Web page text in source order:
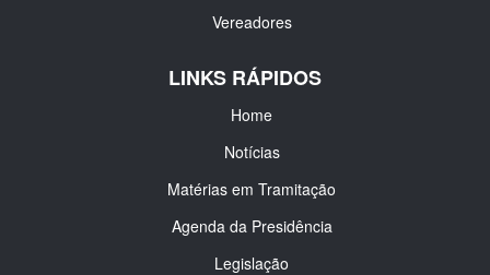
Vereadores
LINKS RÁPIDOS
Home
Notícias
Matérias em Tramitação
Agenda da Presidência
Legislação